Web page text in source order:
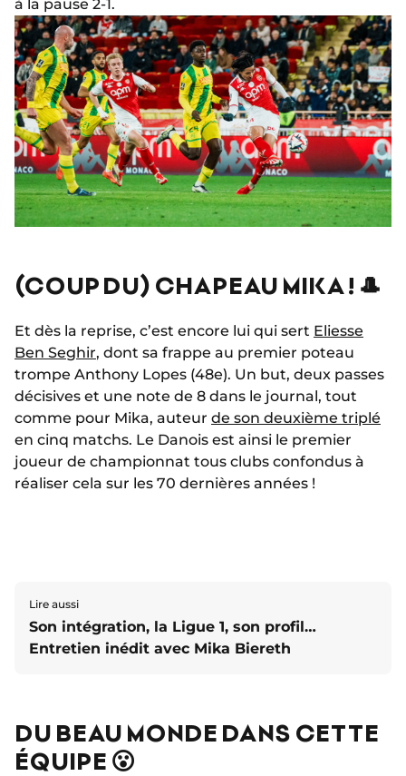
à la pause 2-1.
(COUP DU) CHAPEAU MIKA ! 🎩
Et dès la reprise, c’est encore lui qui sert Eliesse
Ben Seghir, dont sa frappe au premier poteau
trompe Anthony Lopes (48e). Un but, deux passes
décisives et une note de 8 dans le journal, tout
comme pour Mika, auteur de son deuxième triplé
en cinq matchs. Le Danois est ainsi le premier
joueur de championnat tous clubs confondus à
réaliser cela sur les 70 dernières années !
Lire aussi
Son intégration, la Ligue 1, son profil…
Entretien inédit avec Mika Biereth
DU BEAU MONDE DANS CETTE
ÉQUIPE 😮